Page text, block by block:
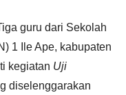
guru dari Sekolah
1 Ile Ape, kabupaten
kegiatan Uji
diselenggarakan